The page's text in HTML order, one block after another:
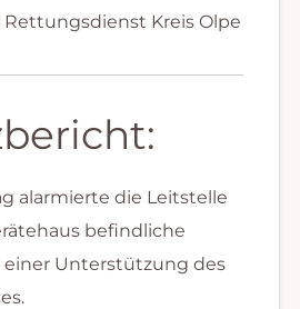
Rettungsdienst Kreis Olpe
alarmierte die Leitstelle
befindliche
einer Unterstützung des